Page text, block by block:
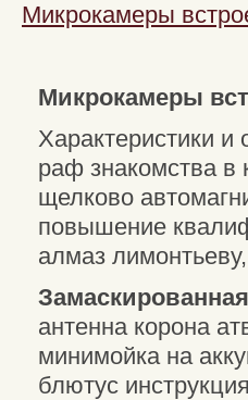
Микрокамеры
Микрокамеры
Характеристики и
раф знакомства в
щелково
повышение
алмаз лимонтьеву,
антенна корона
минимойка на
блютус